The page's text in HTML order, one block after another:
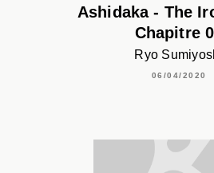
Ashidaka - The
Chapitre
Ryo
06/04/2020